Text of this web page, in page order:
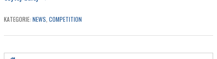
KATEGORIE: NEWS COMPETITION